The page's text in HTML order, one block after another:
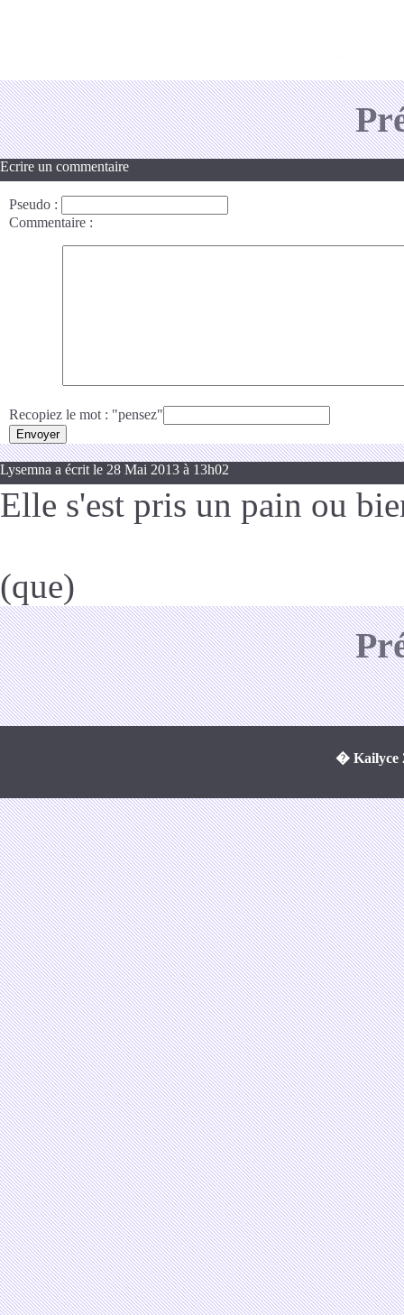
Ecrire un commentaire
Pseudo :
Commentaire :
Recopiez le mot : "pensez"
Lysemna a écrit le 28 Mai 2013 à 13h02
Elle s'est pris un pain ou
(que)
� Kailyce